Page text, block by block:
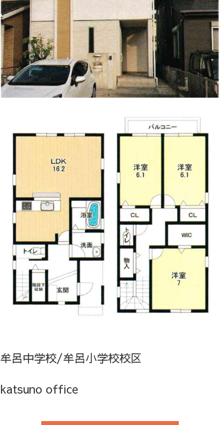
牟呂中学校/牟呂小学校校区
katsuno office